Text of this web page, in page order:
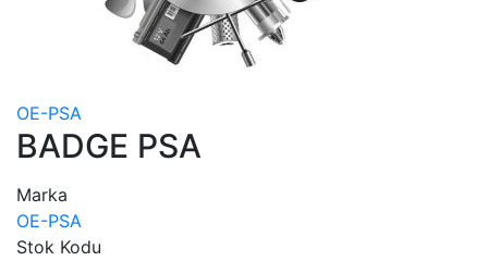
OE-PSA
BADGE PSA
Marka
OE-PSA
Stok Kodu